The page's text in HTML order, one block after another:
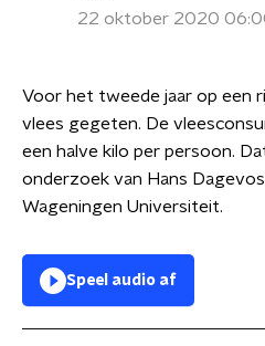
22 oktober 2020
Voor het tweede jaar op een
vlees gegeten. De
een halve kilo per persoon.
onderzoek van Hans
Wageningen Universiteit.
Speel audio af